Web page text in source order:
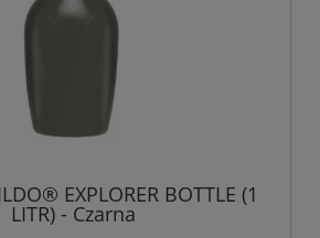
EXPLORER BOTTLE (1
LITR) - Czarna